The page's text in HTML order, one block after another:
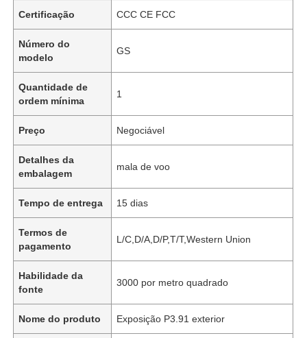
Certificação CCC CE FCC
Número do
modelo
GS
Quantidade de
ordem mínima
1
Preço Negociável
Detalhes da
embalagem
mala de voo
Tempo de entrega 15 dias
Termos de
pagamento
L/C,D/A,D/P,T/T,Western Union
Habilidade da
fonte
3000 por metro quadrado
Nome do produto Exposição P3.91 exterior